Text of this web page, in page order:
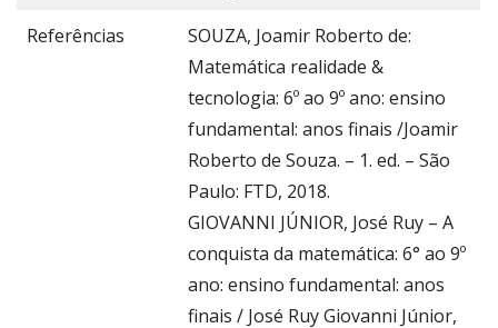
Referências
SOUZA, Joamir Roberto de:
Matemática realidade &
tecnologia: 6º ao 9º ano: ensino
fundamental: anos finais /Joamir
Roberto de Souza. – 1. ed. – São
Paulo: FTD, 2018.
GIOVANNI JÚNIOR, José Ruy – A
conquista da matemática: 6° ao 9º
ano: ensino fundamental: anos
finais / José Ruy Giovanni Júnior,